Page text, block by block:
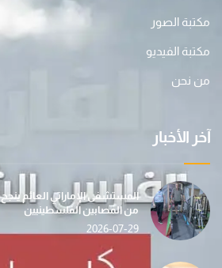
مكتبة الصور
مكتبة الفيديو
من نحن
آخر الأخبار
من المصابين الفلسطينيين
2026-07-29